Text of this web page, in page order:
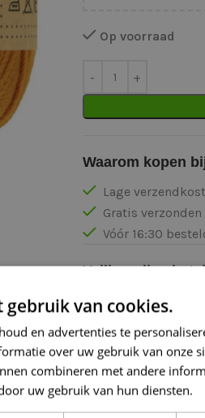
Op voorraad
Waarom kopen
Lage
Gratis
Vóór 16:30
Veilig online
Op verlanglijstje
gebruik van cookies.
en advertenties te
over uw gebruik van onze
combineren met andere
uw gebruik van hun diensten.